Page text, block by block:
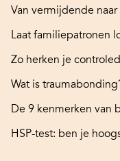
Van vermijdende
Laat familiepatronen
Zo herken je
Wat is
De 9 kenmerken van
HSP-test: ben je